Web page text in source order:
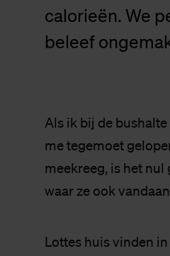
calorieën. We
beleef
Als ik bij de
me tegemoet
meekreeg, is het
waar ze ook
Lottes huis vinden